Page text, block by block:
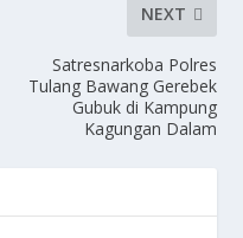
NEXT
Satresnarkoba Polres
Tulang Bawang Gerebek
Gubuk di Kampung
Kagungan Dalam